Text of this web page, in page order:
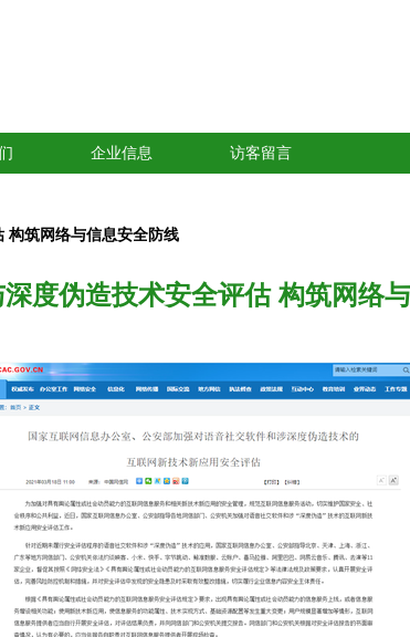
企业信息 访客留言
构筑网络与信息安全防线
度伪造技术安全评估 构筑网络